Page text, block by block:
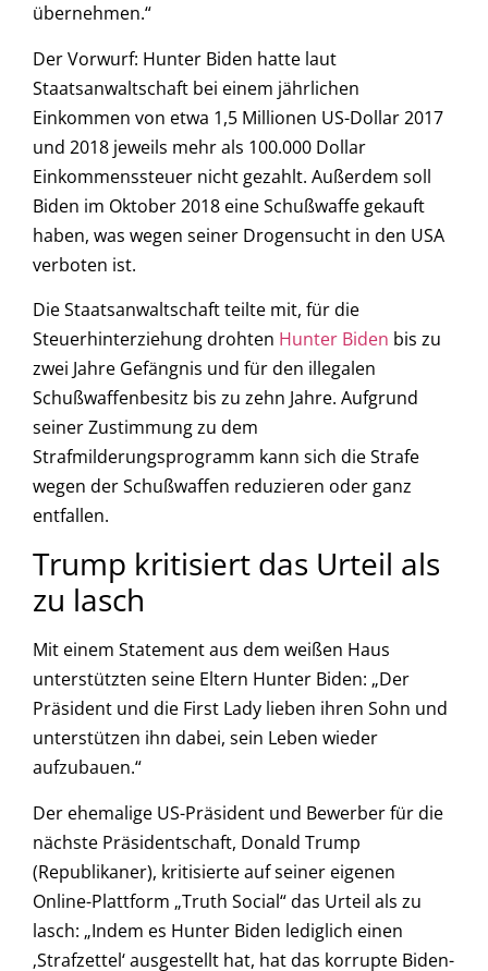
übernehmen.“
Der Vorwurf: Hunter Biden hatte laut
Staatsanwaltschaft bei einem jährlichen
Einkommen von etwa 1,5 Millionen US-Dollar 2017
und 2018 jeweils mehr als 100.000 Dollar
Einkommenssteuer nicht gezahlt. Außerdem soll
Biden im Oktober 2018 eine Schußwaffe gekauft
haben, was wegen seiner Drogensucht in den USA
verboten ist.
Die Staatsanwaltschaft teilte mit, für die
Steuerhinterziehung drohten Hunter Biden bis zu
zwei Jahre Gefängnis und für den illegalen
Schußwaffenbesitz bis zu zehn Jahre. Aufgrund
seiner Zustimmung zu dem
Strafmilderungsprogramm kann sich die Strafe
wegen der Schußwaffen reduzieren oder ganz
entfallen.
Trump kritisiert das Urteil als
zu lasch
Mit einem Statement aus dem weißen Haus
unterstützten seine Eltern Hunter Biden: „Der
Präsident und die First Lady lieben ihren Sohn und
unterstützen ihn dabei, sein Leben wieder
aufzubauen.“
Der ehemalige US-Präsident und Bewerber für die
nächste Präsidentschaft, Donald Trump
(Republikaner), kritisierte auf seiner eigenen
Online-Plattform „Truth Social“ das Urteil als zu
lasch: „Indem es Hunter Biden lediglich einen
‚Strafzettel‘ ausgestellt hat, hat das korrupte Biden-